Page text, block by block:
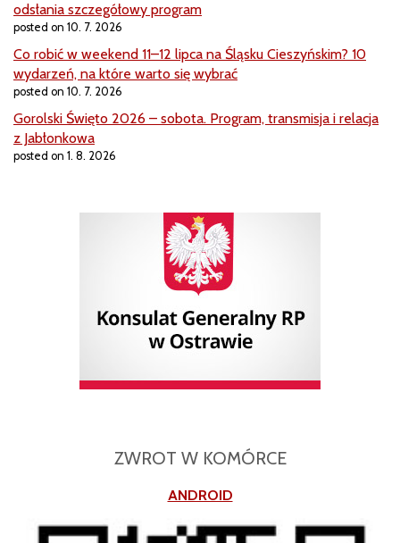
odsłania szczegółowy program
posted on 10. 7. 2026
Co robić w weekend 11–12 lipca na Śląsku Cieszyńskim? 10
wydarzeń, na które warto się wybrać
posted on 10. 7. 2026
Gorolski Święto 2026 – sobota. Program, transmisja i relacja
z Jabłonkowa
posted on 1. 8. 2026
ZWROT W KOMÓRCE
ANDROID